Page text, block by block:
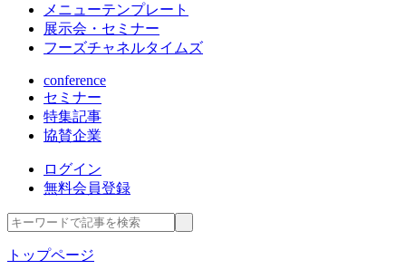
メニューテンプレート
展示会・セミナー
フーズチャネルタイムズ
conference
セミナー
特集記事
協賛企業
ログイン
無料会員登録
トップページ